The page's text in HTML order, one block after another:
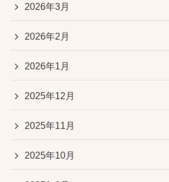
2026年3月
2026年2月
2026年1月
2025年12月
2025年11月
2025年10月